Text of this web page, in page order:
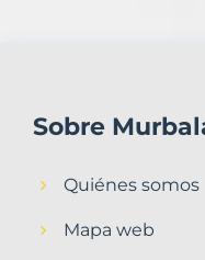
Sobre
Quiénes somos
Mapa web